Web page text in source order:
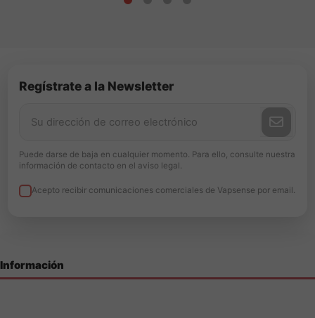
Regístrate a la Newsletter
Puede darse de baja en cualquier momento. Para ello, consulte nuestra
información de contacto en el aviso legal.
Acepto recibir comunicaciones comerciales de Vapsense por email.
Información